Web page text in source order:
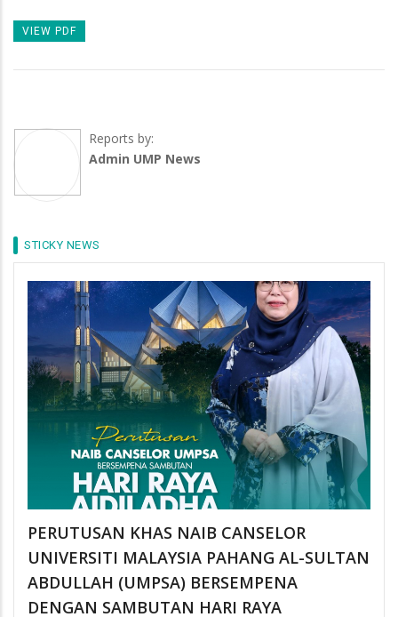
VIEW PDF
Reports by:
Admin UMP News
STICKY NEWS
PERUTUSAN KHAS NAIB CANSELOR
UNIVERSITI MALAYSIA PAHANG AL-SULTAN
ABDULLAH (UMPSA) BERSEMPENA
DENGAN SAMBUTAN HARI RAYA